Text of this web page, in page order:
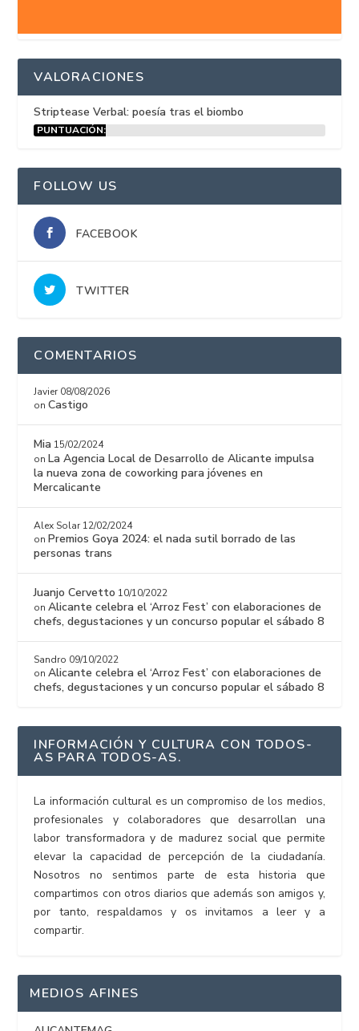
VALORACIONES
Striptease Verbal: poesía tras el biombo
PUNTUACIÓN:
FOLLOW US
FACEBOOK
TWITTER
COMENTARIOS
Javier 08/08/2026
onCastigo
Mia 15/02/2024
onLa Agencia Local de Desarrollo de Alicante impulsa
la nueva zona de coworking para jóvenes en
Mercalicante
Alex Solar 12/02/2024
onPremios Goya 2024: el nada sutil borrado de las
personas trans
Juanjo Cervetto 10/10/2022
onAlicante celebra el ‘Arroz Fest’ con elaboraciones de
chefs, degustaciones y un concurso popular el sábado 8
Sandro 09/10/2022
onAlicante celebra el ‘Arroz Fest’ con elaboraciones de
chefs, degustaciones y un concurso popular el sábado 8
INFORMACIÓN Y CULTURA CON TODOS-
AS PARA TODOS-AS.
La información cultural es un compromiso de los medios,
profesionales y colaboradores que desarrollan una
labor transformadora y de madurez social que permite
elevar la capacidad de percepción de la ciudadanía.
Nosotros no sentimos parte de esta historia que
compartimos con otros diarios que además son amigos y,
por tanto, respaldamos y os invitamos a leer y a
compartir.
MEDIOS AFINES